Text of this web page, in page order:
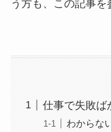
う方も、この記事を
仕事で失敗ば
わからな